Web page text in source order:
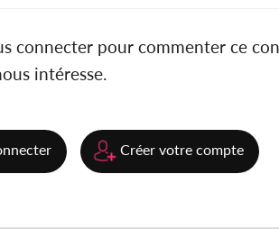
connecter pour commenter ce
intéresse.
Créer votre compte